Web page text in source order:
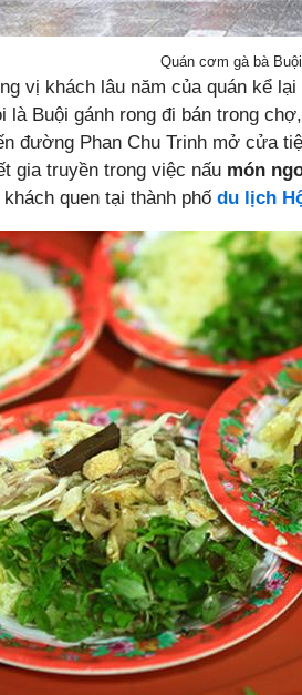
Quán cơm gà bà
vị khách lâu năm của quán kể
là Buội gánh rong đi bán trong
đường Phan Chu Trinh mở cửa
gia truyền trong việc nấu món
quen tại thành phố du lịch